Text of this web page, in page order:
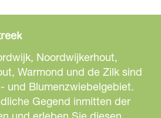
r
u
r
N
o
Noordwijkerhout,
Warmond und de Zilk sind
und Blumenzwiebelgebiet.
Gegend inmitten der